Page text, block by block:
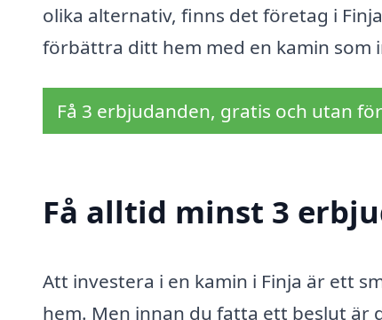
olika alternativ, finns det företag i
förbättra ditt hem med en kamin som
Få 3 erbjudanden, gratis och utan
Få alltid minst 3
Att investera i en kamin i Finja är ett
hem. Men innan du fatta ett beslut är